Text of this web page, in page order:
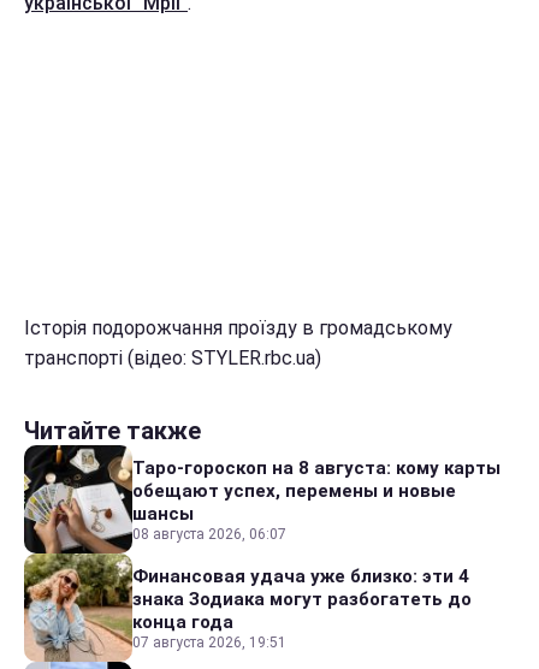
Історія подорожчання проїзду в громадському
транспорті (відео: STYLER.rbc.ua)
Читайте также
Таро-гороскоп на 8 августа: кому карты
обещают успех, перемены и новые
шансы
08 августа 2026, 06:07
Финансовая удача уже близко: эти 4
знака Зодиака могут разбогатеть до
конца года
07 августа 2026, 19:51